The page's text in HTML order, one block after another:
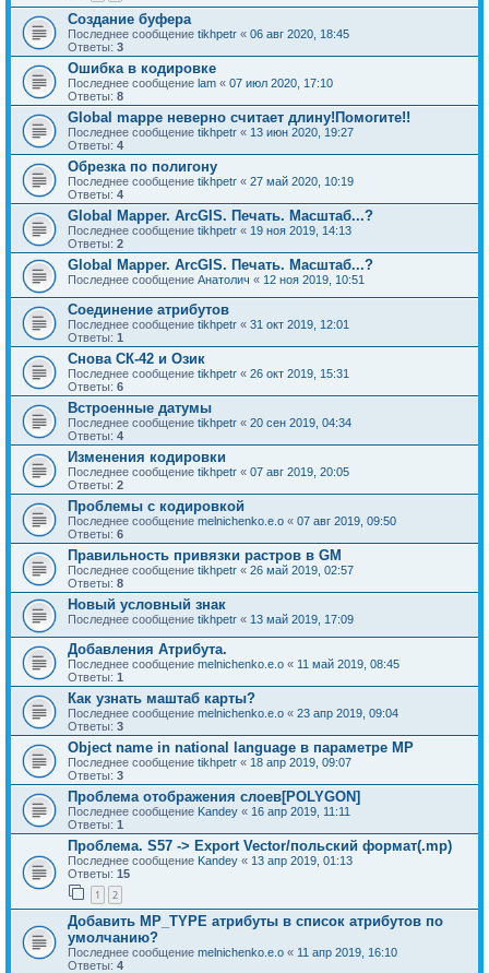
Создание буфера
Последнее сообщение tikhpetr « 06 авг 2020, 18:45
Ответы: 3
Ошибка в кодировке
Последнее сообщение lam « 07 июл 2020, 17:10
Ответы: 8
Global mappe неверно считает длину!Помогите!!
Последнее сообщение tikhpetr « 13 июн 2020, 19:27
Ответы: 4
Обрезка по полигону
Последнее сообщение tikhpetr « 27 май 2020, 10:19
Ответы: 4
Global Mapper. ArcGIS. Печать. Масштаб...?
Последнее сообщение tikhpetr « 19 ноя 2019, 14:13
Ответы: 2
Global Mapper. ArcGIS. Печать. Масштаб...?
Последнее сообщение Анатолич « 12 ноя 2019, 10:51
Соединение атрибутов
Последнее сообщение tikhpetr « 31 окт 2019, 12:01
Ответы: 1
Снова СК-42 и Озик
Последнее сообщение tikhpetr « 26 окт 2019, 15:31
Ответы: 6
Встроенные датумы
Последнее сообщение tikhpetr « 20 сен 2019, 04:34
Ответы: 4
Изменения кодировки
Последнее сообщение tikhpetr « 07 авг 2019, 20:05
Ответы: 2
Проблемы с кодировкой
Последнее сообщение melnichenko.e.o « 07 авг 2019, 09:50
Ответы: 6
Правильность привязки растров в GM
Последнее сообщение tikhpetr « 26 май 2019, 02:57
Ответы: 8
Новый условный знак
Последнее сообщение tikhpetr « 13 май 2019, 17:09
Добавления Атрибута.
Последнее сообщение melnichenko.e.o « 11 май 2019, 08:45
Ответы: 1
Как узнать маштаб карты?
Последнее сообщение melnichenko.e.o « 23 апр 2019, 09:04
Ответы: 3
Object name in national language в параметре MP
Последнее сообщение tikhpetr « 18 апр 2019, 09:07
Ответы: 3
Проблема отображения слоев[POLYGON]
Последнее сообщение Kandey « 16 апр 2019, 11:11
Ответы: 1
Проблема. S57 -> Export Vector/польский формат(.mp)
Последнее сообщение Kandey « 13 апр 2019, 01:13
Ответы: 15
1 2
Добавить MP_TYPE атрибуты в список атрибутов по
умолчанию?
Последнее сообщение melnichenko.e.o « 11 апр 2019, 16:10
Ответы: 4